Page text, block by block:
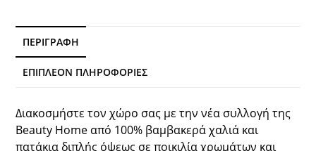
Home
ΠΕΡΙΓΡΑΦΉ
ΕΠΙΠΛΈΟΝ ΠΛΗΡΟΦΟΡΊΕΣ
Διακοσμήστε τον χώρο σας με την νέα συλλογή της
Beauty Home από 100% βαμβακερά χαλιά και
πατάκια διπλής όψεως σε ποικιλία χρωμάτων και